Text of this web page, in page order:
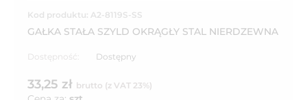
Kod produktu: A2-8119S-SS
GAŁKA STAŁA SZYLD OKRĄGŁY STAL NIERDZEWNA
Dostępność: Dostępny
33,25 zł brutto (z VAT 23%)